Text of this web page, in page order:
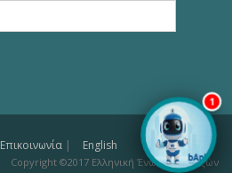
1
Επικοινωνία | English
Copyright ©2017 Ελληνική Ένωση Τραπεζών